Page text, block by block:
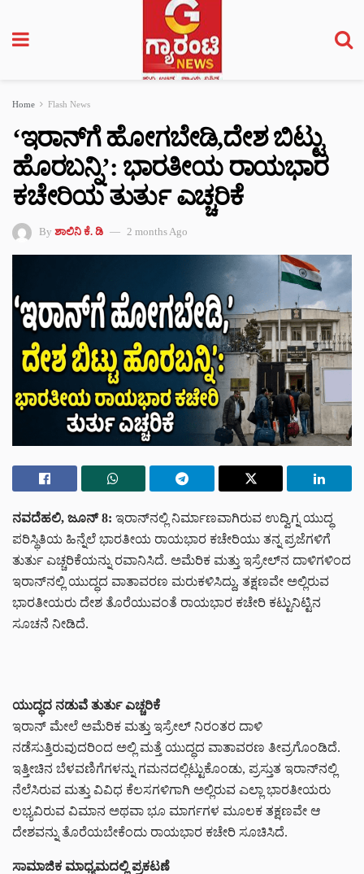
Home Flash News
‘ಇರಾನ್‌ಗೆ ಹೋಗಬೇಡಿ,ದೇಶ ಬಿಟ್ಟು
ಹೊರಬನ್ನಿ’: ಭಾರತೀಯ ರಾಯಭಾರ
ಕಚೇರಿಯ ತುರ್ತು ಎಚ್ಚರಿಕೆ
By ಶಾಲಿನಿ ಕೆ. ಡಿ 2 months Ago
ನವದೆಹಲಿ, ಜೂನ್ 8: ಇರಾನ್‌ನಲ್ಲಿ ನಿರ್ಮಾಣವಾಗಿರುವ ಉದ್ವಿಗ್ನ ಯುದ್ಧ
ಪರಿಸ್ಥಿತಿಯ ಹಿನ್ನೆಲೆ ಭಾರತೀಯ ರಾಯಭಾರ ಕಚೇರಿಯು ತನ್ನ ಪ್ರಜೆಗಳಿಗೆ
ತುರ್ತು ಎಚ್ಚರಿಕೆಯನ್ನು ರವಾನಿಸಿದೆ. ಅಮೆರಿಕ ಮತ್ತು ಇಸ್ರೇಲ್‌ನ ದಾಳಿಗಳಿಂದ
ಇರಾನ್‌ನಲ್ಲಿ ಯುದ್ಧದ ವಾತಾವರಣ ಮರುಕಳಿಸಿದ್ದು, ತಕ್ಷಣವೇ ಅಲ್ಲಿರುವ
ಭಾರತೀಯರು ದೇಶ ತೊರೆಯುವಂತೆ ರಾಯಭಾರ ಕಚೇರಿ ಕಟ್ಟುನಿಟ್ಟಿನ
ಸೂಚನೆ ನೀಡಿದೆ.
ಯುದ್ಧದ ನಡುವೆ ತುರ್ತು ಎಚ್ಚರಿಕೆ
ಇರಾನ್ ಮೇಲೆ ಅಮೆರಿಕ ಮತ್ತು ಇಸ್ರೇಲ್ ನಿರಂತರ ದಾಳಿ
ನಡೆಸುತ್ತಿರುವುದರಿಂದ ಅಲ್ಲಿ ಮತ್ತೆ ಯುದ್ಧದ ವಾತಾವರಣ ತೀವ್ರಗೊಂಡಿದೆ.
ಇತ್ತೀಚಿನ ಬೆಳವಣಿಗೆಗಳನ್ನು ಗಮನದಲ್ಲಿಟ್ಟುಕೊಂಡು, ಪ್ರಸ್ತುತ ಇರಾನ್‌ನಲ್ಲಿ
ನೆಲೆಸಿರುವ ಮತ್ತು ವಿವಿಧ ಕೆಲಸಗಳಿಗಾಗಿ ಅಲ್ಲಿರುವ ಎಲ್ಲಾ ಭಾರತೀಯರು
ಲಭ್ಯವಿರುವ ವಿಮಾನ ಅಥವಾ ಭೂ ಮಾರ್ಗಗಳ ಮೂಲಕ ತಕ್ಷಣವೇ ಆ
ದೇಶವನ್ನು ತೊರೆಯಬೇಕೆಂದು ರಾಯಭಾರ ಕಚೇರಿ ಸೂಚಿಸಿದೆ.
ಸಾಮಾಜಿಕ ಮಾಧ್ಯಮದಲ್ಲಿ ಪ್ರಕಟಣೆ